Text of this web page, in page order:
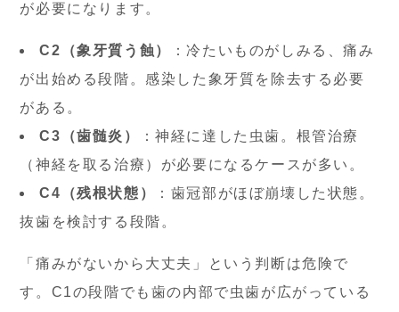
が必要になります。
C2（象牙質う蝕）
：冷たいものがしみる、痛み
が出始める段階。感染した象牙質を除去する必要
がある。
C3（歯髄炎）
：神経に達した虫歯。根管治療
（神経を取る治療）が必要になるケースが多い。
C4（残根状態）
：歯冠部がほぼ崩壊した状態。
抜歯を検討する段階。
「痛みがないから大丈夫」という判断は危険で
す。C1の段階でも歯の内部で虫歯が広がっている